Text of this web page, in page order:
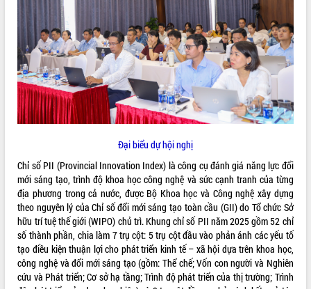
VIDEO
Không có file video nào để phát.
ALBUM ẢNH
Đại biểu dựhội nghị
Chỉ số PII (Provincial Innovation Index) là công cụ đánh giá năng lực đổi
mới sáng tạo, trình độ khoa học công nghệ và sức cạnh tranh của từng
địa phương trong cả nước, được Bộ Khoa học và Công nghệ xây dựng
theo nguyên lý của Chỉ số đổi mới sáng tạo toàn cầu (GII) do Tổ chức Sở
hữu trí tuệ thế giới (WIPO) chủ trì. Khung chỉ số PII năm 2025 gồm 52 chỉ
số thành phần, chia làm 7 trụ cột: 5 trụ cột đầu vào phản ánh các yếu tố
tạo điều kiện thuận lợi cho phát triển kinh tế – xã hội dựa trên khoa học,
công nghệ và đổi mới sáng tạo (gồm: Thể chế; Vốn con người và Nghiên
cứu và Phát triển; Cơ sở hạ tầng; Trình độ phát triển của thị trường; Trình